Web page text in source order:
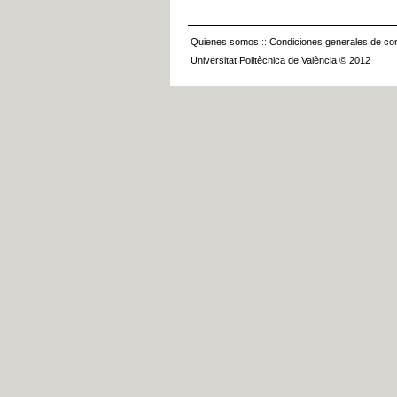
Quienes somos :: Condiciones generales de
Universitat Politècnica de València © 2012